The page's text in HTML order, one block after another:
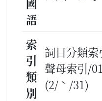
語
索
引
類
別
詞目分類
聲母索引/
(2/ˋ/31)